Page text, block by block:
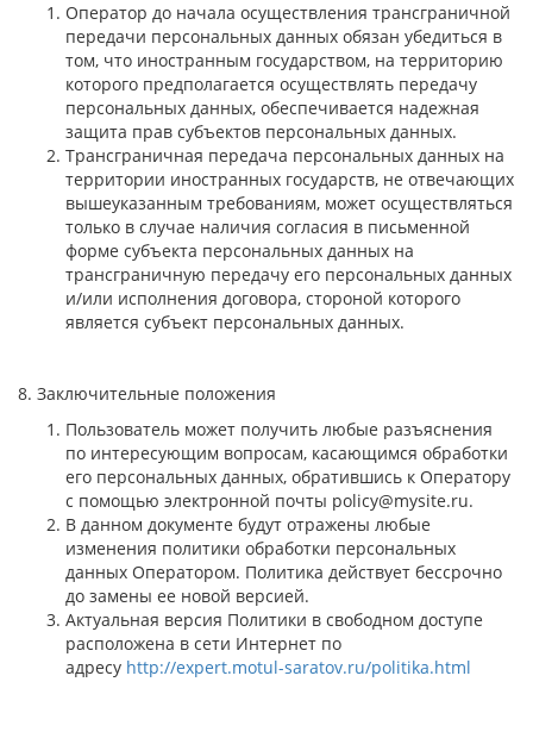
Оператор до начала осуществления трансграничной
передачи персональных данных обязан убедиться в
том, что иностранным государством, на территорию
которого предполагается осуществлять передачу
персональных данных, обеспечивается надежная
защита прав субъектов персональных данных.
Трансграничная передача персональных данных на
территории иностранных государств, не отвечающих
вышеуказанным требованиям, может осуществляться
только в случае наличия согласия в письменной
форме субъекта персональных данных на
трансграничную передачу его персональных данных
и/или исполнения договора, стороной которого
является субъект персональных данных.
8. Заключительные положения
Пользователь может получить любые разъяснения
по интересующим вопросам, касающимся обработки
его персональных данных, обратившись к Оператору
с помощью электронной почты policy@mysite.ru.
В данном документе будут отражены любые
изменения политики обработки персональных
данных Оператором. Политика действует бессрочно
до замены ее новой версией.
Актуальная версия Политики в свободном доступе
расположена в сети Интернет по
адресу http://expert.motul-saratov.ru/politika.html